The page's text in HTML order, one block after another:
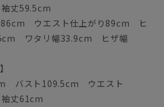
丈59.5cm
86cm ウエスト仕上がり89cm ヒ
ワタリ幅33.9cm ヒザ幅
バスト109.5cm ウエスト
丈61cm